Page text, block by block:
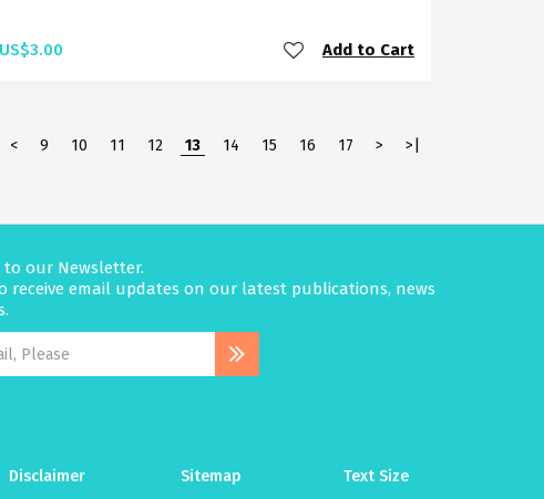
US$3.00 Add to Cart
< 9 10 11 12 13 14 15 16 17 > >|
to our Newsletter.
receive email updates on our latest publications, news
Disclaimer Sitemap Text Size